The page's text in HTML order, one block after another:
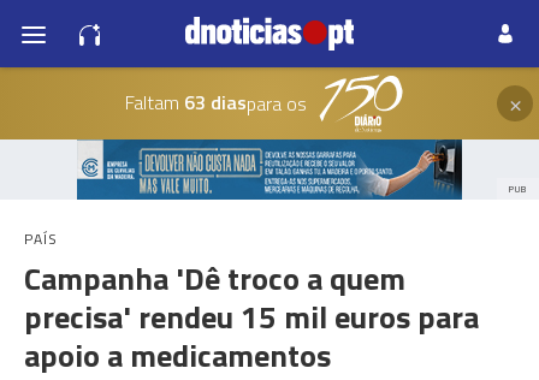
Faltam 63 diaspara os ×
PUB
PAÍS
Campanha 'Dê troco a quem
precisa' rendeu 15 mil euros para
apoio a medicamentos